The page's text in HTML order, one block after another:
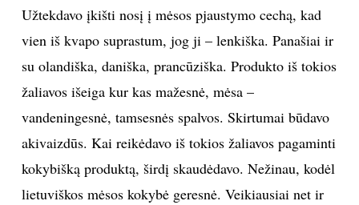
Užtekdavo įkišti nosį į mėsos pjaustymo cechą, kad
vien iš kvapo suprastum, jog ji – lenkiška. Panašiai ir
su olandiška, daniška, prancūziška. Produkto iš tokios
žaliavos išeiga kur kas mažesnė, mėsa –
vandeningesnė, tamsesnės spalvos. Skirtumai būdavo
akivaizdūs. Kai reikėdavo iš tokios žaliavos pagaminti
kokybišką produktą, širdį skaudėdavo. Nežinau, kodėl
lietuviškos mėsos kokybė geresnė. Veikiausiai net ir